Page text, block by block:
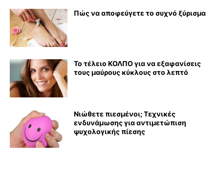
Πώς να αποφεύγετε το συχνό ξύρισμα
Το τέλειο ΚΟΛΠΟ για να εξαφανίσεις
τους μαύρους κύκλους στο λεπτό
Νιώθετε πιεσμένοι; Τεχνικές
ενδυνάμωσης για αντιμετώπιση
ψυχολογικής πίεσης